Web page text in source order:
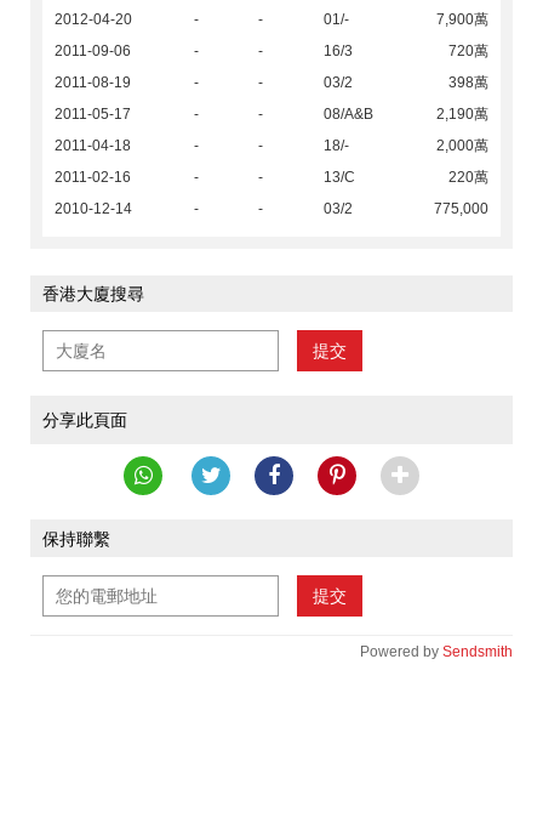
2012-04-20
- - 01/-
7,900萬
2011-09-06
- - 16/3
720萬
2011-08-19
- - 03/2
398萬
2011-05-17
- - 08/A&B
2,190萬
2011-04-18
- - 18/-
2,000萬
2011-02-16
- - 13/C
220萬
2010-12-14
- - 03/2 775,000
香港大廈搜尋
提交
分享此頁面
保持聯繫
提交
Powered by Sendsmith